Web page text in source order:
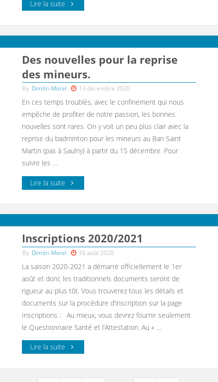
Lire la suite
Des nouvelles pour la reprise
des mineurs.
By Dimitri Morel 13 décembre 2020
En ces temps troublés, avec le confinement qui nous
empêche de profiter de notre passion, les bonnes
nouvelles sont rares. On y voit un peu plus clair avec la
reprise du badminton pour les mineurs au Ban Saint
Martin (pas à Saulny) à partir du 15 décembre. Pour
suivre les …
Lire la suite
Inscriptions 2020/2021
By Dimitri Morel 16 août 2020
La saison 2020-2021 a démarré officiellement le 1er
août et donc les traditionnels documents seront de
rigueur au plus tôt. Vous trouverez tous les détails et
documents sur la procédure d’inscription sur la page
Inscriptions : Au mieux, vous devrez fournir seulement
le Questionnaire Santé et l’Attestation. Au « …
Lire la suite